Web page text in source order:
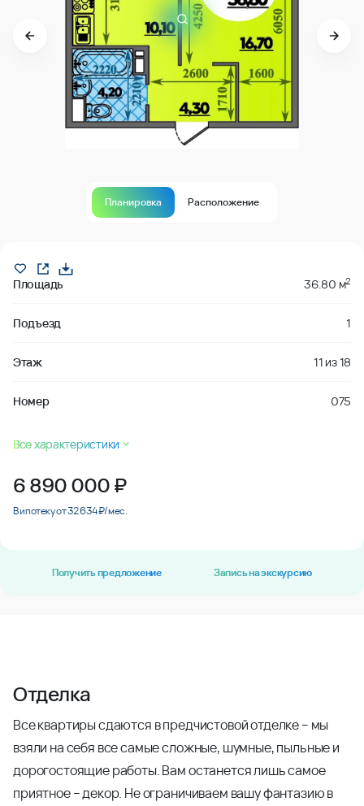
Планировка Расположение
Площадь 36.80 м2
Подъезд 1
Этаж 11 из18
Номер 075
Все характеристики
6 890 000₽
В ипотеку от 32 634 ₽/мес.
Получить предложение Запись на экскурсию
Отделка
Все квартиры сдаются в предчистовой отделке – мы
взяли на себя все самые сложные, шумные, пыльные и
дорогостоящие работы. Вам останется лишь самое
приятное – декор. Не ограничиваем вашу фантазию в